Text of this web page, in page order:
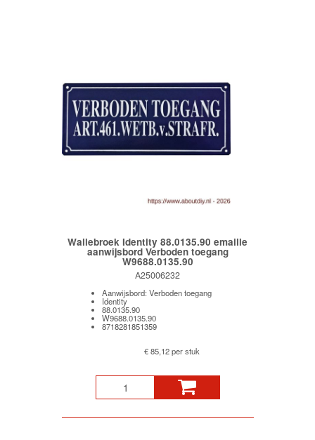
Wallebroek Identity 88.0135.90 emaille
aanwijsbord Verboden toegang
W9688.0135.90
A25006232
Aanwijsbord: Verboden toegang
Identity
88.0135.90
W9688.0135.90
8718281851359
€ 85,12 per stuk